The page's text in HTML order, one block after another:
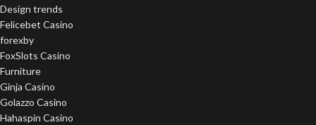
Design trends
Felicebet Casino
forexby
FoxSlots Casino
Furniture
Ginja Casino
Golazzo Casino
Hahaspin Casino